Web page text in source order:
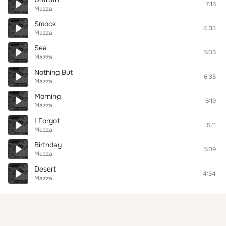
Mazza
7:15
Smock
Mazza
4:33
Sea
Mazza
5:05
Nothing But
Mazza
6:35
Morning
Mazza
6:19
I Forgot
Mazza
5:11
Birthday
Mazza
5:09
Desert
Mazza
4:34